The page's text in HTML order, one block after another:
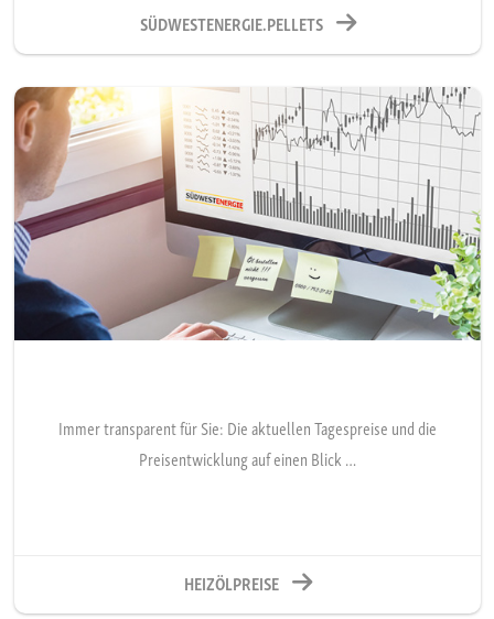
SÜDWESTENERGIE.PELLETS
Immer transparent für Sie: Die aktuellen Tagespreise und die
Preisentwicklung auf einen Blick …
HEIZÖLPREISE